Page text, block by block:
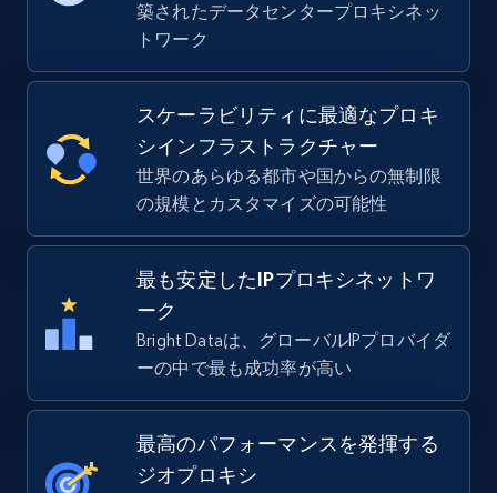
築されたデータセンタープロキシネッ
トワーク
スケーラビリティに最適なプロキ
シインフラストラクチャー
世界のあらゆる都市や国からの無制限
の規模とカスタマイズの可能性
最も安定したIPプロキシネットワ
ーク
Bright Dataは、グローバルIPプロバイダ
ーの中で最も成功率が高い
最高のパフォーマンスを発揮する
ジオプロキシ